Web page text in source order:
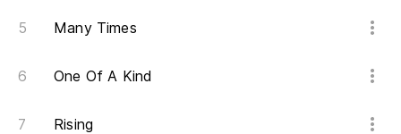
Many Times
One Of A Kind
Rising